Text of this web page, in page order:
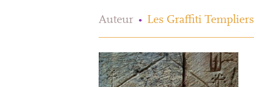
Auteur • Les Graffiti Templiers